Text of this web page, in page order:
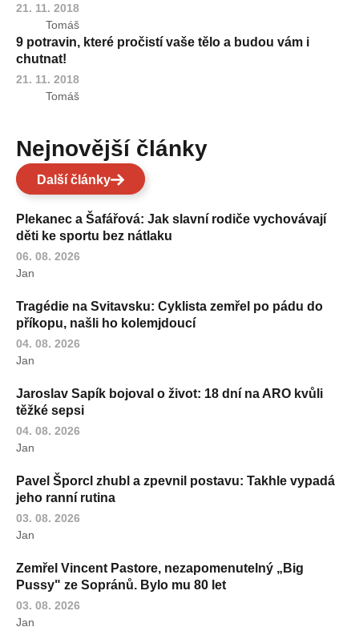
21. 11. 2018
Tomáš
9 potravin, které pročistí vaše tělo a budou vám i
chutnat!
21. 11. 2018
Tomáš
Nejnovější články
Další články
Plekanec a Šafářová: Jak slavní rodiče vychovávají
děti ke sportu bez nátlaku
06. 08. 2026
Jan
Tragédie na Svitavsku: Cyklista zemřel po pádu do
příkopu, našli ho kolemjdoucí
04. 08. 2026
Jan
Jaroslav Sapík bojoval o život: 18 dní na ARO kvůli
těžké sepsi
04. 08. 2026
Jan
Pavel Šporcl zhubl a zpevnil postavu: Takhle vypadá
jeho ranní rutina
03. 08. 2026
Jan
Zemřel Vincent Pastore, nezapomenutelný „Big
Pussy" ze Sopránů. Bylo mu 80 let
03. 08. 2026
Jan